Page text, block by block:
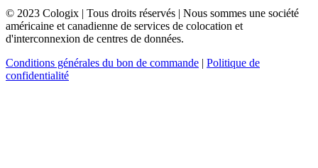
© 2023 Cologix | Tous droits réservés | Nous sommes une société
américaine et canadienne de services de colocation et
d'interconnexion de centres de données.
Conditions générales du bon de commande | Politique de
confidentialité